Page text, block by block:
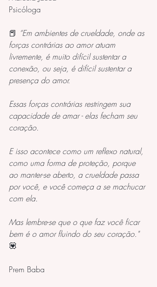
Psicóloga
📕 “Em ambientes de crueldade, onde as
forças contrárias ao amor atuam
livremente, é muito difícil sustentar a
conexão, ou seja, é difícil sustentar a
presença do amor.
Essas forças contrárias restringem sua
capacidade de amar - elas fecham seu
coração.
E isso acontece como um reflexo natural,
como uma forma de proteção, porque
ao manter-se aberto, a crueldade passa
por você, e você começa a se machucar
com ela.
Mas lembre-se que o que faz você ficar
bem é o amor fluindo do seu coração."
💟
Prem Baba